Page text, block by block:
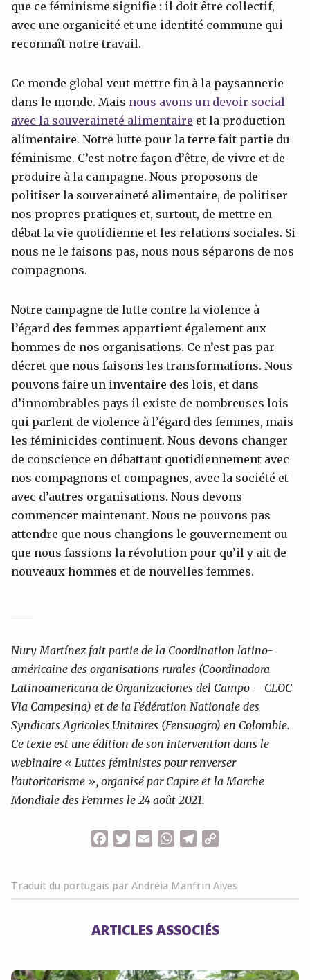
que ce féminisme signifie : il doit être collectif,
avec une organicité et une identité commune qui
reconnaît notre travail.
Ce monde global veut mettre fin à la paysannerie
dans le monde. Mais nous avons un devoir social
avec la souveraineté alimentaire et la production
alimentaire. Notre lutte pour la terre fait partie du
féminisme. C’est notre façon d’être, de vivre et de
produire à la campagne. Nous proposons de
politiser la souveraineté alimentaire, de politiser
nos propres pratiques et, surtout, de mettre en
débat la vie quotidienne et les relations sociales. Si
nous ne le faisons pas, nous nous séparons de nos
compagnons.
Notre campagne de lutte contre la violence à
l’égard des femmes appartient également aux
hommes de nos organisations. Ce n’est pas par
décret que nous faisons les transformations. Nous
pouvons faire un inventaire des lois, et dans
d’innombrables pays il existe de nombreuses lois
qui parlent de violence à l’égard des femmes, mais
les féminicides continuent. Nous devons changer
de conscience en débattant quotidiennement avec
nos compagnons et compagnes, avec la société et
avec d’autres organisations. Nous devons
commencer maintenant. Nous ne pouvons pas
attendre que nous changions le gouvernement ou
que nous fassions la révolution pour qu’il y ait de
nouveaux hommes et de nouvelles femmes.
Nury Martínez fait partie de la Coordination latino-
américaine des organisations rurales (Coordinadora
Latinoamericana de Organizaciones del Campo – CLOC
Via Campesina) et de la Fédération Nationale des
Syndicats Agricoles Unitaires (Fensuagro) en Colombie.
Ce texte est une édition de son intervention dans le
webinaire « Luttes féministes pour renverser
l’autoritarisme », organisé par Capire et la Marche
Mondiale des Femmes le 24 août 2021.
FacebookTwitterEmailWhatsApp
Telegram
Traduit du portugais par Andréia Manfrin Alves
ARTICLES ASSOCIÉS